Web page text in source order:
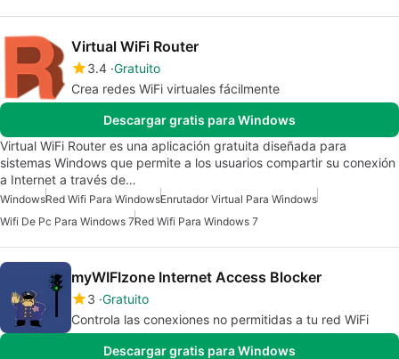
Virtual WiFi Router
3.4 Gratuito
Crea redes WiFi virtuales fácilmente
Descargar gratis para Windows
Virtual WiFi Router es una aplicación gratuita diseñada para
sistemas Windows que permite a los usuarios compartir su conexión
a Internet a través de…
WindowsRed Wifi Para WindowsEnrutador Virtual Para Windows
Wifi De Pc Para Windows 7Red Wifi Para Windows 7
myWIFIzone Internet Access Blocker
3 Gratuito
Controla las conexiones no permitidas a tu red WiFi
Descargar gratis para Windows